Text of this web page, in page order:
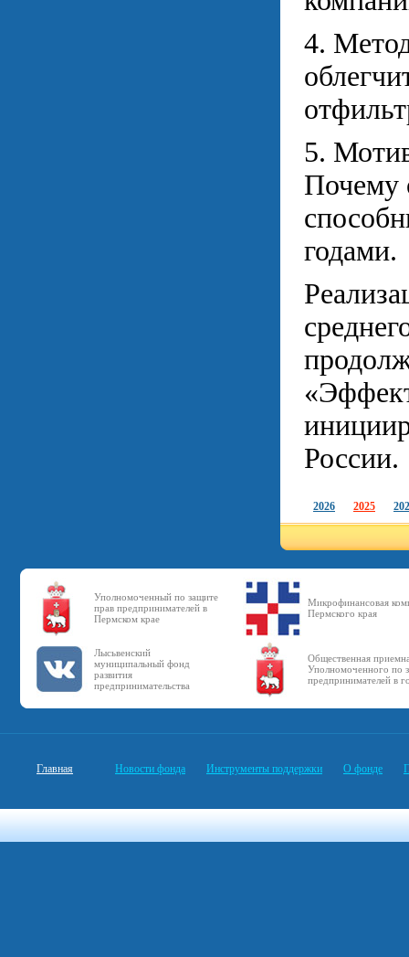
4.
5.
Почему
годами.
России.
2026 2025
Уполномоченный по защите
прав предпринимателей в
Пермском крае
Микрофинансовая
Пермского края
Лысьвенский
муниципальный фонд
развития
предпринимательства
Общественная
Уполномоченного по
предпринимателей в
Главная Новости фонда Инструменты поддержки О фонде